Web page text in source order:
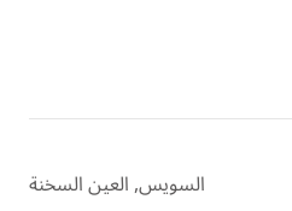
السويس, العين السخنة